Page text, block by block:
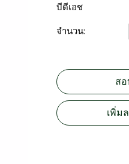
บีดีเอช
จำนวน:
ส
เพิ่ม